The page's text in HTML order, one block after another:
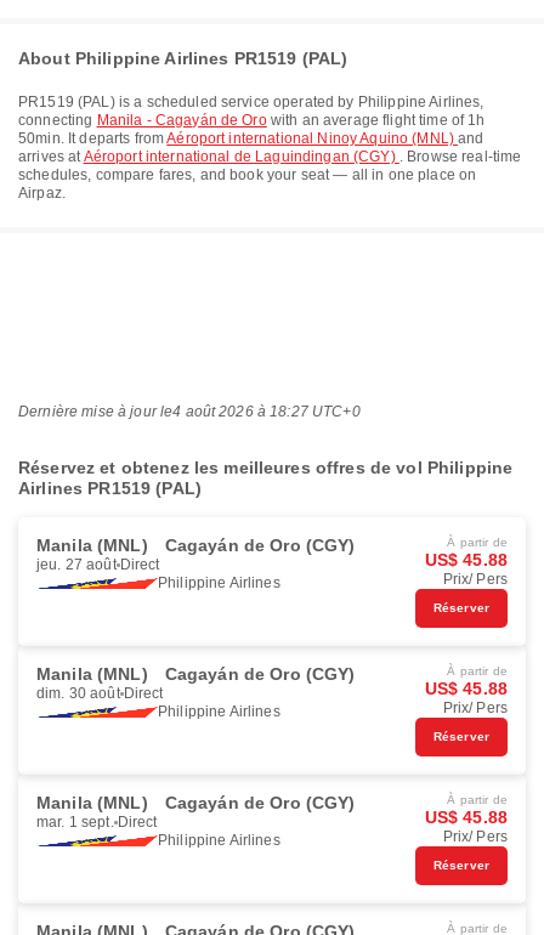
About Philippine Airlines PR1519 (PAL)
PR1519 (PAL) is a scheduled service operated by Philippine Airlines,
connecting Manila - Cagayán de Orowith an average flight time of 1h
50min. It departs fromAéroport international Ninoy Aquino (MNL)and
arrives atAéroport international de Laguindingan (CGY) . Browse real-time
schedules, compare fares, and book your seat — all in one place on
Airpaz.
Dernière mise à jour le4 août 2026 à 18:27 UTC+0
Réservez et obtenez les meilleures offres de vol Philippine
Airlines PR1519 (PAL)
Manila (MNL) Cagayán de Oro (CGY)
jeu. 27 août Direct
Philippine Airlines
À partir de
US$ 45.88
Prix/ Pers
Réserver
Manila (MNL) Cagayán de Oro (CGY)
dim. 30 août Direct
Philippine Airlines
À partir de
US$ 45.88
Prix/ Pers
Réserver
Manila (MNL) Cagayán de Oro (CGY)
mar. 1 sept. Direct
Philippine Airlines
À partir de
US$ 45.88
Prix/ Pers
Réserver
À partir de